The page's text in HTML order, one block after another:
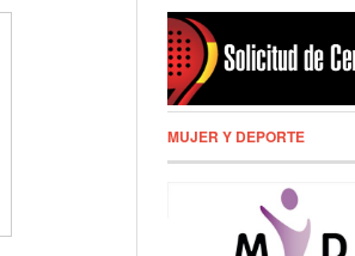
MUJER Y DEPORTE